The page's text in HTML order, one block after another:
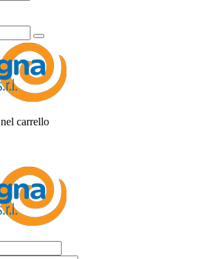
carrello